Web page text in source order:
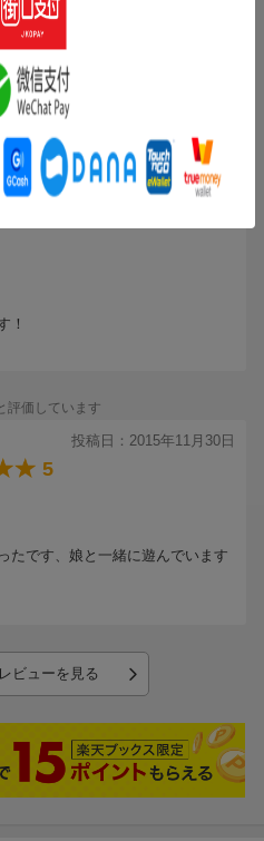
2つのボタンを使い分けてキャ
DSにも手を出すことは無かった
を手にしてから、コスパが良く楽
丁度セール時に遭遇し、手を出し
て任天堂の底力を感じさせるよう
ションがある割には幅広い層で楽
は一寸稚拙過ぎる感は否めません
しすぎているきらいのある複雑な
中で投げ出す音はほぼ倍化と思わ
方が良かった気がします。
パーティーが自由に設定できたも
良かったですが、１１月購入セ
ただきました。
と見る
評価しています
投稿日：2015年12月15日
！
評価しています
投稿日：2015年11月30日
5
たです、娘と一緒に遊んでいます
ビューを見る